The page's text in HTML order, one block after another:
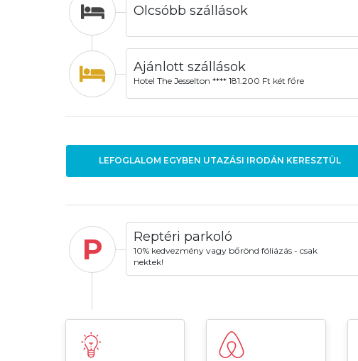
Olcsóbb szállások
Ajánlott szállások
Hotel The Jesselton **** 181.200 Ft két főre
LEFOGLALOM EGYBEN UTAZÁSI IRODÁN KERESZTÜL
P Reptéri parkoló
10% kedvezmény vagy bőrönd fóliázás - csak
nektek!